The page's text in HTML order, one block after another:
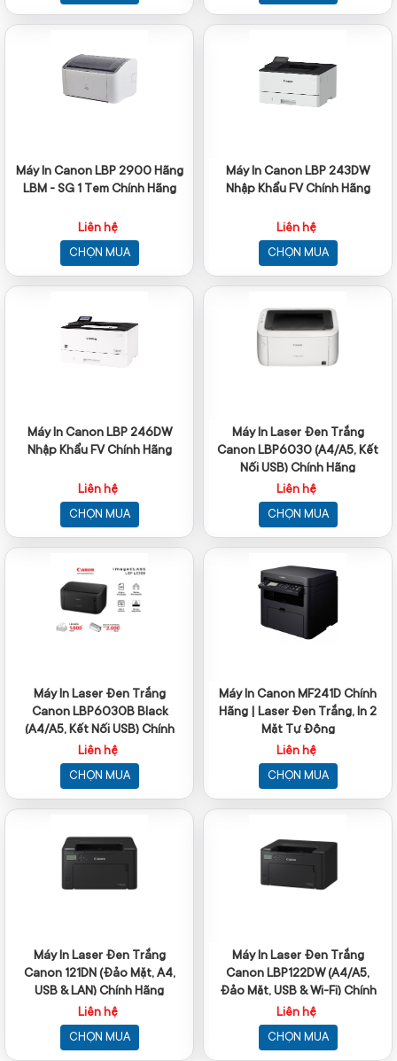
Máy In Canon LBP 2900 Hãng
LBM - SG 1 Tem Chính Hãng
Liên hệ
CHỌN MUA
Máy In Canon LBP 243DW
Nhập Khẩu FV Chính Hãng
Liên hệ
CHỌN MUA
Máy In Canon LBP 246DW
Nhập Khẩu FV Chính Hãng
Liên hệ
CHỌN MUA
Máy In Laser Đen Trắng
Canon LBP6030 (A4/A5, Kết
Nối USB) Chính Hãng
Liên hệ
CHỌN MUA
Máy In Laser Đen Trắng
Canon LBP6030B Black
(A4/A5, Kết Nối USB) Chính
Hãng
Liên hệ
CHỌN MUA
Máy In Canon MF241D Chính
Hãng | Laser Đen Trắng, In 2
Mặt Tự Động
Liên hệ
CHỌN MUA
Máy In Laser Đen Trắng
Canon 121DN (Đảo Mặt, A4,
USB & LAN) Chính Hãng
Liên hệ
CHỌN MUA
Máy In Laser Đen Trắng
Canon LBP122DW (A4/A5,
Đảo Mặt, USB & Wi-Fi) Chính
Hãng
Liên hệ
CHỌN MUA